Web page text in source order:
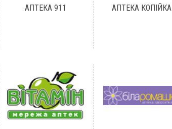
АПТЕКА 911 АПТЕКА КОПІЙКА